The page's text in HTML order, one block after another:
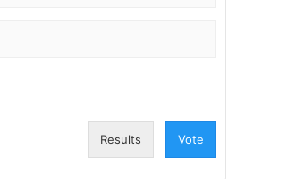
Results Vote